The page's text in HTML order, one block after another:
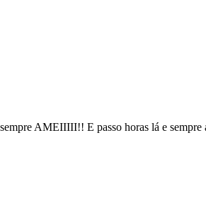
AMEIIIII!! E passo horas lá e